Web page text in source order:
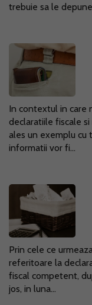
trebuie sa le
In contextul in care
declaratiile fiscale
ales un exemplu cu
informatii vor fi...
Prin cele ce
referitoare la
fiscal competent,
jos, in luna...